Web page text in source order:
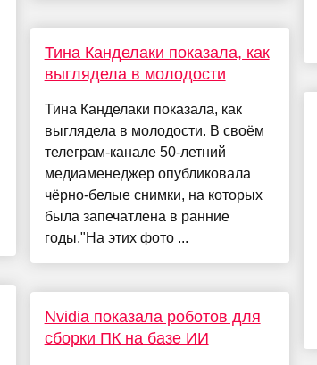
Тина Канделаки показала, как
выглядела в молодости
Тина Канделаки показала, как
выглядела в молодости. В своём
телеграм-канале 50-летний
медиаменеджер опубликовала
чёрно-белые снимки, на которых
была запечатлена в ранние
годы."На этих фото ...
Nvidia показала роботов для
сборки ПК на базе ИИ